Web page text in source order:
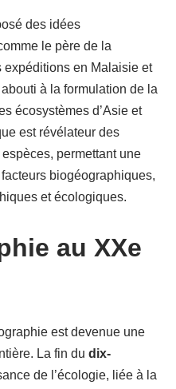
des idées
le père de la
en Malaisie et
à la formulation de la
écosystèmes d’Asie et
est révélateur des
permettant une
biogéographiques,
et écologiques.
au XXe
est devenue une
La fin du dix-
de l’écologie, liée à la